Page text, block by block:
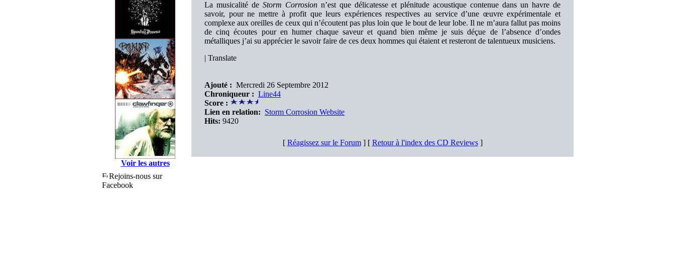
Voir les autres
Rejoins-nous sur
Facebook
La musicalité de Storm Corrosionn’est que délicatesse et plénitude acoustique contenue dans un havre de
savoir, pour ne mettre à profit que leurs expériences respectives au service d’une œuvre expérimentale et
complexe aux oreilles de ceux qui n’écoutent pas plus loin que le bout de leur lobe. Il ne m’aura fallut pas moins
de cinq écoutes pour en humer chaque saveur et quand bien même je suis déçue de l’absence d’ondes
métalliques j’ai su apprécier le savoir faire de ces deux hommes qui étaient et resteront de talentueux musiciens.
| Translate
Ajouté : Mercredi 26 Septembre 2012
Chroniqueur : Line44
Score :
Lien en relation: Storm Corrosion Website
Hits: 9420
[ Réagissez sur le Forum] [ Retour à l'index des CD Reviews]